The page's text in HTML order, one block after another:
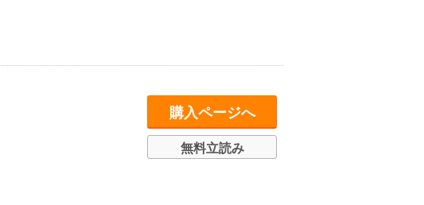
購入ページへ
無料立読み